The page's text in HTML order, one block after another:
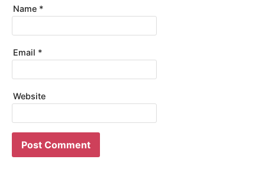
Name *
Email *
Website